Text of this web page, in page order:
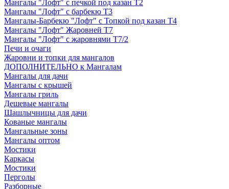
Мангалы "Лофт" с печкой под казан Т2
Мангалы "Лофт" с барбекю Т3
Мангалы-Барбекю "Лофт" с Топкой под казан Т4
Мангалы "Лофт" Жаровней Т7
Мангалы "Лофт" с жаровнями Т7/2
Печи и очаги
Жаровни и топки для мангалов
ДОПОЛНИТЕЛЬНО к Мангалам
Мангалы для дачи
Мангалы с крышей
Мангалы гриль
Дешевые мангалы
Шашлычницы для дачи
Кованые мангалы
Мангальные зоны
Мангалы оптом
Мостики
Каркасы
Мостики
Перголы
Разборные